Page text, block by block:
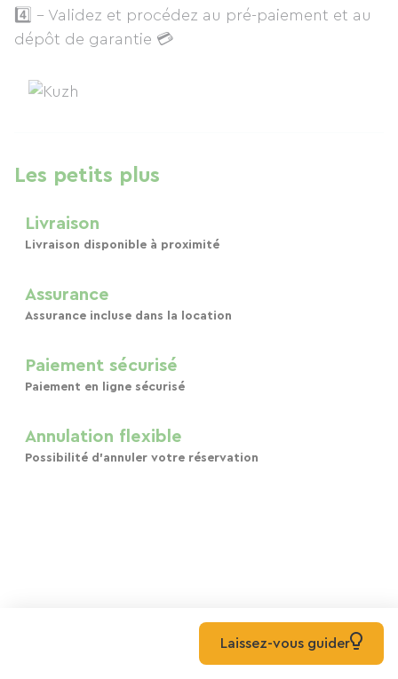
4️⃣ - Validez et procédez au pré-paiement et au
dépôt de garantie 💳
Les petits plus
Livraison
Livraison disponible à proximité
Assurance
Assurance incluse dans la location
Paiement sécurisé
Paiement en ligne sécurisé
Annulation flexible
Possibilité d'annuler votre réservation
Explorer les voies
Laissez-vous guider